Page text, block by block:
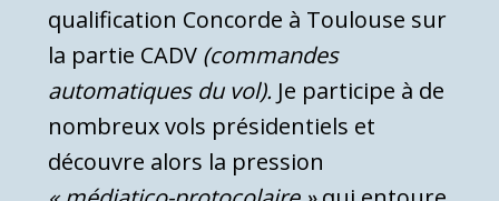
qualification Concorde à Toulouse sur
la partie CADV (commandes
automatiques du vol). Je participe à de
nombreux vols présidentiels et
découvre alors la pression